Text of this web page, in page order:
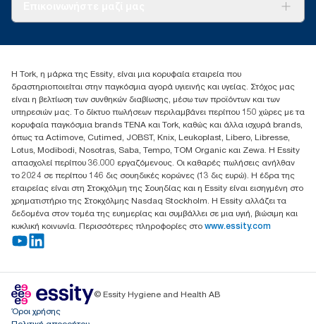
+302102705722
17th klm.National Road Athens-Lamia &2 Kalamatas
14564 N.Kifissia, Athens-Greece
Mob: +306932474930 (για Ελλάδα & Κύπρο)
Η Tork, η μάρκα της Essity, είναι μια κορυφαία εταιρεία που
δραστηριοποιείται στην παγκόσμια αγορά υγιεινής και υγείας. Στόχος μας
είναι η βελτίωση των συνθηκών διαβίωσης, μέσω των προϊόντων και των
υπηρεσιών μας. Το δίκτυο πωλήσεων περιλαμβάνει περίπου 150 χώρες με τα
κορυφαία παγκόσμια brands TENA και Tork, καθώς και άλλα ισχυρά brands,
όπως τα Actimove, Cutimed, JOBST, Knix, Leukoplast, Libero, Libresse,
Lotus, Modibodi, Nosotras, Saba, Tempo, TOM Organic και Zewa. Η Essity
απασχολεί περίπου 36.000 εργαζόμενους. Οι καθαρές πωλήσεις ανήλθαν
το 2024 σε περίπου 146 δις σουηδικές κορώνες (13 δις ευρώ). Η έδρα της
εταιρείας είναι στη Στοκχόλμη της Σουηδίας και η Essity είναι εισηγμένη στο
χρηματιστήριο της Στοκχόλμης Nasdaq Stockholm. Η Essity αλλάζει τα
δεδομένα στον τομέα της ευημερίας και συμβάλλει σε μια υγιή, βιώσιμη και
κυκλική κοινωνία. Περισσότερες πληροφορίες στο www.essity.com
© Essity Hygiene and Health AB
Όροι χρήσης